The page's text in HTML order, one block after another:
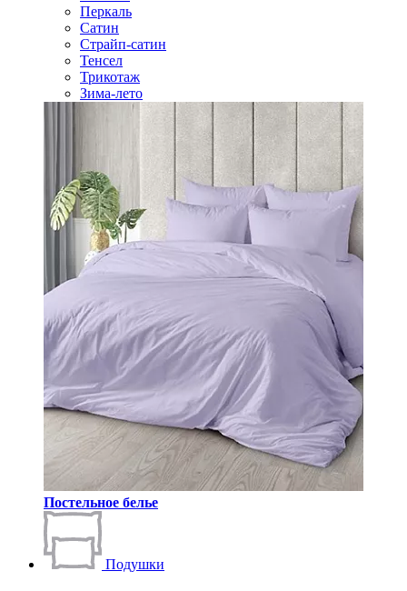
Перкаль
Сатин
Страйп-сатин
Тенсел
Трикотаж
Зима-лето
Постельное белье
Подушки